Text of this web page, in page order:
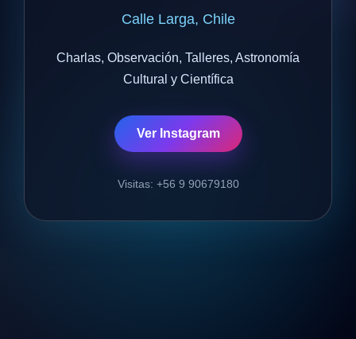
Calle Larga, Chile
Charlas, Observación, Talleres, Astronomía
Cultural y Científica
Ver Instagram
Visitas: +56 9 90679180